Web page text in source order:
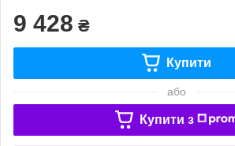
9 428 ₴
Купити
або
Купити з